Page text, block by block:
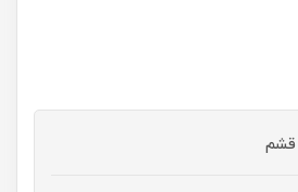
قشم